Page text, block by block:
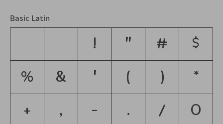
Basic Latin
! " # $
% & ' ( ) *
+ , - . / 0